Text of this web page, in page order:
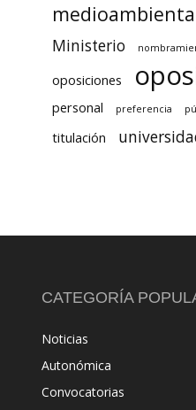
Ministerio
oposiciones
personal preferencia
titulación
CATEGORÍA
Noticias
Autonómica
Convocatorias